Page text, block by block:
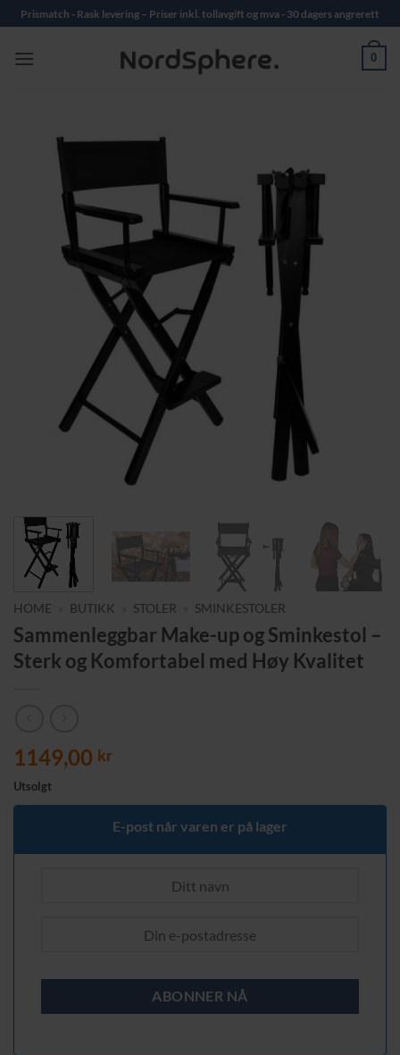
Skip
to
content
Prismatch - Rask levering – Priser inkl. tollavgift og mva - 30 dagers angrerett
0
HOME BUTIKK STOLER SMINKESTOLER
Sammenleggbar Make-up og Sminkestol –
Sterk og Komfortabel med Høy Kvalitet
1149,00 kr
Utsolgt
E-post når varen er på lager